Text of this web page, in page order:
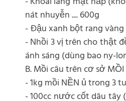
nát nhuyễn .... 600g
- Đậu xanh bột rang vàng
- Nhồi 3 vị trên cho thật
ánh sáng (dùng bao ny-
B. Mồi câu trên cơ sở
- 1kg mồi NỀN ủ trong 3
- 100cc nước cốt dâu